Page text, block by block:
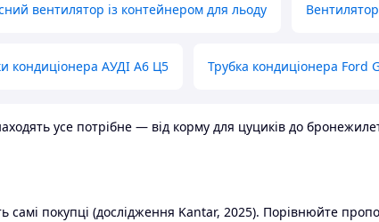
вентилятор із контейнером для льоду
кондиціонера АУДІ А6 Ц5 Трубка кондиціонера Ford
усе потрібне — від корму для цуциків до
покупці (дослідження Kantar, 2025). Порівнюйте